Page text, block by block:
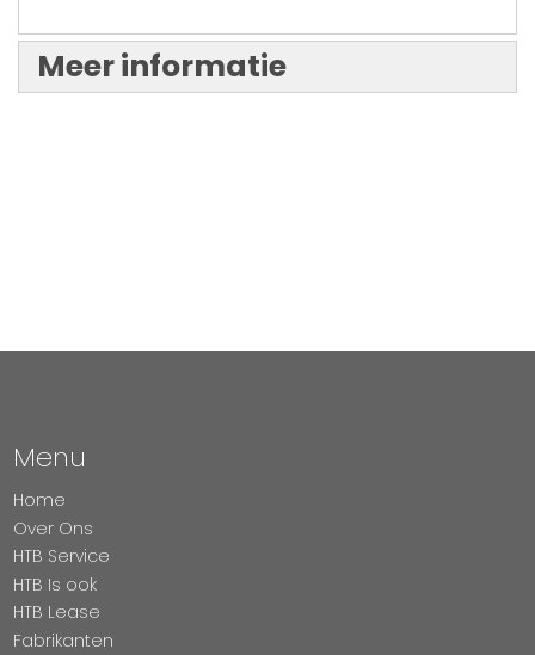
Meer informatie
Menu
Home
Over Ons
HTB Service
HTB Is ook
HTB Lease
Fabrikanten